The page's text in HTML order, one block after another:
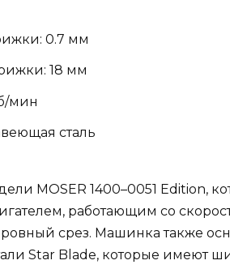
0.7 мм
18 мм
мин
сталь
MOSER 1400–0051 Edition,
работающим со
срез. Машинка также
Star Blade, которые имеют